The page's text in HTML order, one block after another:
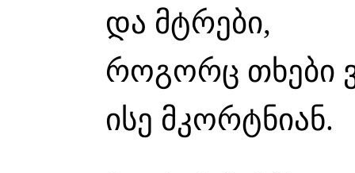
და მტრები,
როგორც თხები
ისე მკორტნიან.